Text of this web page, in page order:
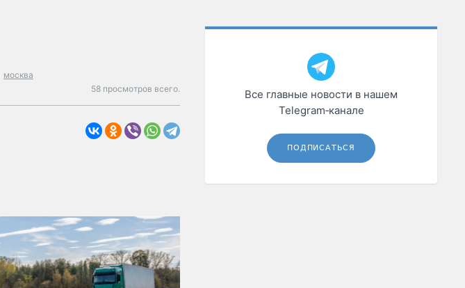
москва
58 просмотров всего.
Все главные новости в нашем
Telegram‑канале
ПОДПИСАТЬСЯ